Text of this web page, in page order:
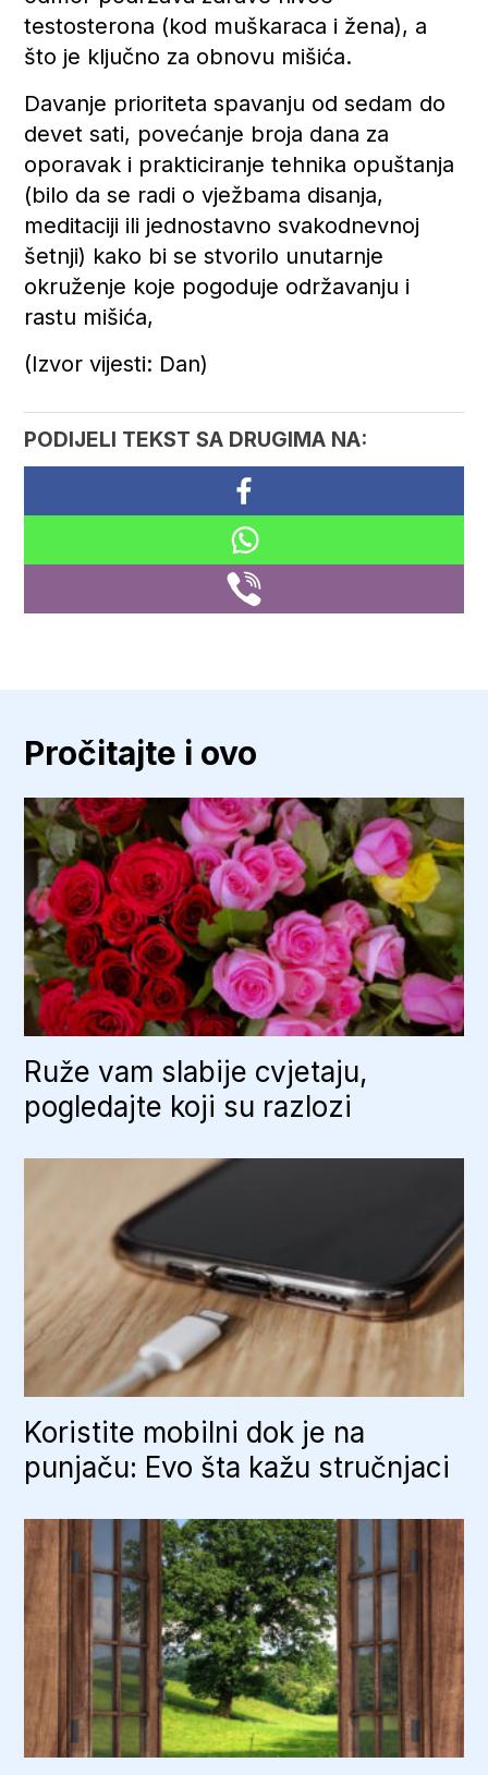
testosterona (kod muškaraca i žena), a
što je ključno za obnovu mišića.
Davanje prioriteta spavanju od sedam do
devet sati, povećanje broja dana za
oporavak i prakticiranje tehnika opuštanja
(bilo da se radi o vježbama disanja,
meditaciji ili jednostavno svakodnevnoj
šetnji) kako bi se stvorilo unutarnje
okruženje koje pogoduje održavanju i
rastu mišića,
(Izvor vijesti: Dan)
PODIJELI TEKST SA DRUGIMA NA:
Pročitajte i ovo
Ruže vam slabije cvjetaju,
pogledajte koji su razlozi
Koristite mobilni dok je na
punjaču: Evo šta kažu stručnjaci